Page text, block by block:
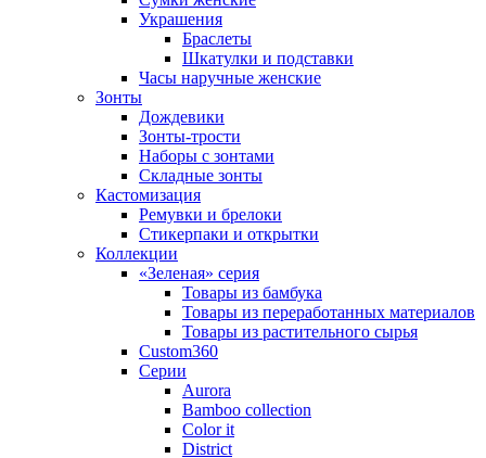
Украшения
Браслеты
Шкатулки и подставки
Часы наручные женские
Зонты
Дождевики
Зонты-трости
Наборы с зонтами
Складные зонты
Кастомизация
Ремувки и брелоки
Стикерпаки и открытки
Коллекции
«Зеленая» серия
Товары из бамбука
Товары из переработанных материалов
Товары из растительного сырья
Custom360
Серии
Aurora
Bamboo collection
Color it
District